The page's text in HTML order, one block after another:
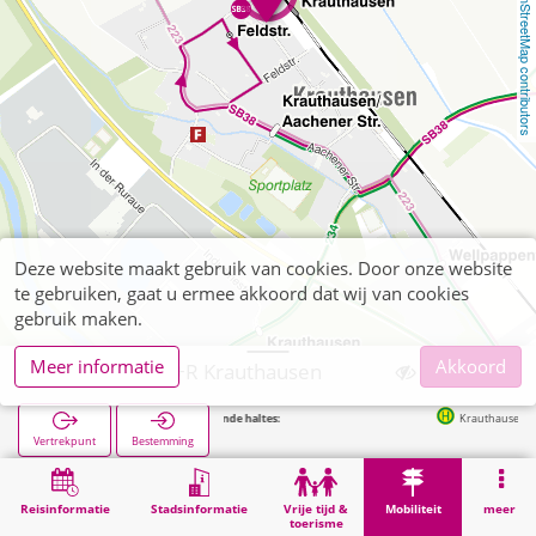
OpenStreetMap contributors
Reisinformatie Stadsinformatie
Vrije tijd &
toerisme
Mobiliteit meer
Niederzier, P+R Krauthausen
Vertrekpunt Bestemming
Volgende haltes: Krauthausen Bf in
Mobiliteit Niederzier, P+R Krauthausen
Deze website maakt gebruik van cookies. Door onze website
te gebruiken, gaat u ermee akkoord dat wij van cookies
gebruik maken.
Meer informatie
Akkoord